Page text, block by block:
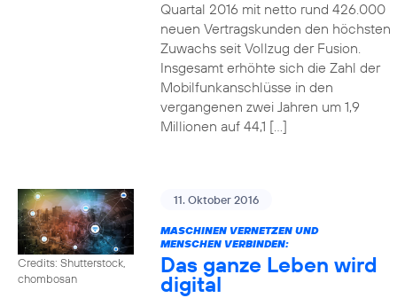
Quartal 2016 mit netto rund 426.000
neuen Vertragskunden den höchsten
Zuwachs seit Vollzug der Fusion.
Insgesamt erhöhte sich die Zahl der
Mobilfunkanschlüsse in den
vergangenen zwei Jahren um 1,9
Millionen auf 44,1 […]
Credits: Shutterstock,
chombosan
11. Oktober 2016
MASCHINEN VERNETZEN UND
MENSCHEN VERBINDEN:
Das ganze Leben wird
digital